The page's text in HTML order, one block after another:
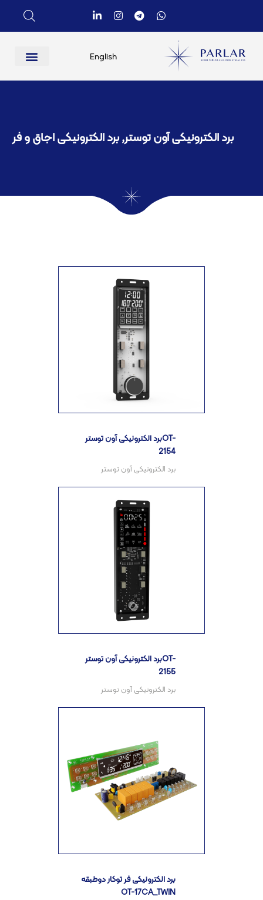
English
برد الکترونیکی آون توستر,برد الکترونیکی اجاق و فر​
برد الکترونیکی آون توسترOT-
2154
برد الکترونیکی آون توستر
برد الکترونیکی آون توسترOT-
2155
برد الکترونیکی آون توستر
برد الکترونیکی فر توکار دوطبقه
OT-17CA_TWIN